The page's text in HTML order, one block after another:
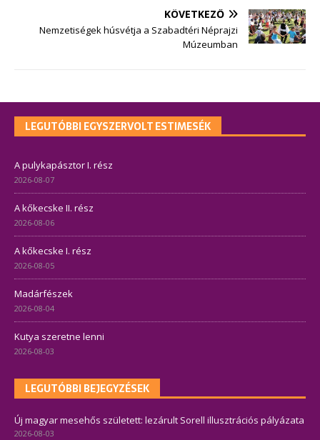
KÖVETKEZŐ
Nemzetiségek húsvétja a Szabadtéri Néprajzi
Múzeumban
LEGUTÓBBI EGYSZERVOLT ESTIMESÉK
A pulykapásztor I. rész
2026-08-07
A kőkecske II. rész
2026-08-06
A kőkecske I. rész
2026-08-05
Madárfészek
2026-08-04
Kutya szeretne lenni
2026-08-03
LEGUTÓBBI BEJEGYZÉSEK
Új magyar mesehős született: lezárult Sorell illusztrációs pályázata
2026-08-03